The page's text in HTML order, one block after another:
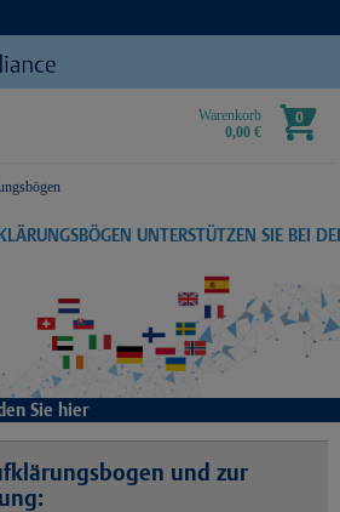
Warenkorb
0,00 €
0
UNTERSTÜTZEN SIE BEI
Sie hier
und zur